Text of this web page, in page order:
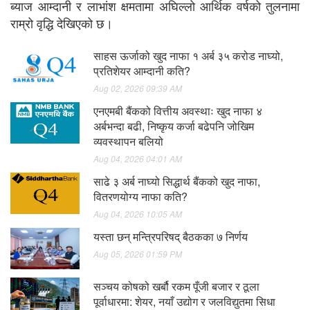
ब्याज आम्दानी र लाभांश क्षमतामा अघिल्लो आर्थिक वर्षको तुलनामा
राम्रो वृद्धि देखिएको छ।
साहस ऊर्जाको खुद नाफा १ अर्ब ३५ करोड नाघ्यो,
प्रतिशेयर आम्दानी कति?
Aug 02, 2026 09:39 AM
एनएमबी बैंकको वित्तीय अवस्थाः खुद नाफा ४
अर्बभन्दा बढी, निष्कृय कर्जा बढेपनि जोखिम
व्यवस्थापन बलियो
Aug 04, 2026 04:01 AM
साढे ३ अर्ब नाघ्यो सिद्धार्थ बैंकको खुद नाफा,
वितरणयोग्य नाफा कति?
Aug 04, 2026 10:05 AM
यस्ता छन् मन्त्रिपरिषद् बैठकका ७ निर्णय
Aug 05, 2026 01:59 PM
सञ्चय कोषको खर्बौ रकम पूँजी बजार र ठूला
पूर्वाधारमा: शेयर, नयाँ उद्योग र जलविद्युतमा सिधा